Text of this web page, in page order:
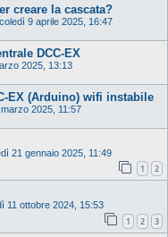
creare la cascata?
9 aprile 2025, 16:47
DCC-EX
2025, 13:13
EX (Arduino) wifi instabile
2025, 11:57
21 gennaio 2025, 11:49
1 2
11 ottobre 2024, 15:53
1 2 3